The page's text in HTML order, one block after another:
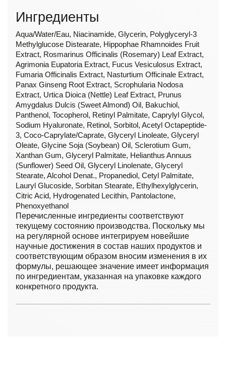
Ингредиенты
Aqua/Water/Eau, Niacinamide, Glycerin, Polyglyceryl-3
Methylglucose Distearate, Hippophae Rhamnoides Fruit
Extract, Rosmarinus Officinalis (Rosemary) Leaf Extract,
Agrimonia Eupatoria Extract, Fucus Vesiculosus Extract,
Fumaria Officinalis Extract, Nasturtium Officinale Extract,
Panax Ginseng Root Extract, Scrophularia Nodosa
Extract, Urtica Dioica (Nettle) Leaf Extract, Prunus
Amygdalus Dulcis (Sweet Almond) Oil, Bakuchiol,
Panthenol, Tocopherol, Retinyl Palmitate, Caprylyl Glycol,
Sodium Hyaluronate, Retinol, Sorbitol, Acetyl Octapeptide-
3, Coco-Caprylate/Caprate, Glyceryl Linoleate, Glyceryl
Oleate, Glycine Soja (Soybean) Oil, Sclerotium Gum,
Xanthan Gum, Glyceryl Palmitate, Helianthus Annuus
(Sunflower) Seed Oil, Glyceryl Linolenate, Glyceryl
Stearate, Alcohol Denat., Propanediol, Cetyl Palmitate,
Lauryl Glucoside, Sorbitan Stearate, Ethylhexylglycerin,
Citric Acid, Hydrogenated Lecithin, Pantolactone,
Phenoxyethanol
Перечисленные ингредиенты соответствуют
текущему состоянию производства. Поскольку мы
на регулярной основе интегрируем новейшие
научные достижения в состав наших продуктов и
соответствующим образом вносим изменения в их
формулы, решающее значение имеет информация
по ингредиентам, указанная на упаковке каждого
конкретного продукта.